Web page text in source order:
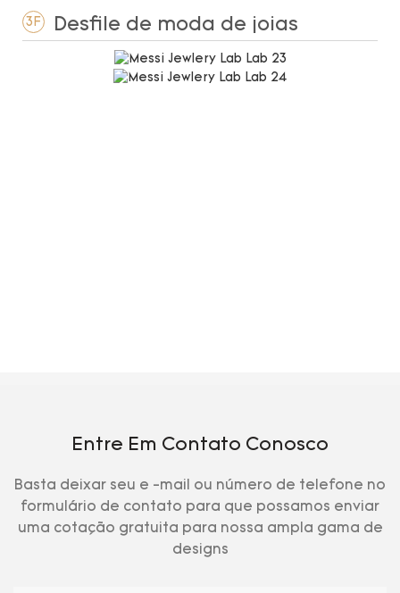
3F Desfile de moda de joias
Entre Em Contato Conosco
Basta deixar seu e -mail ou número de telefone no
formulário de contato para que possamos enviar
uma cotação gratuita para nossa ampla gama de
designs